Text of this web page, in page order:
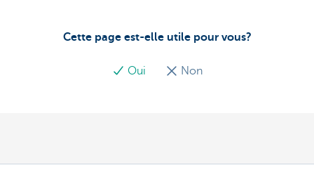
Cette page est-elle utile pour vous?
Oui Non